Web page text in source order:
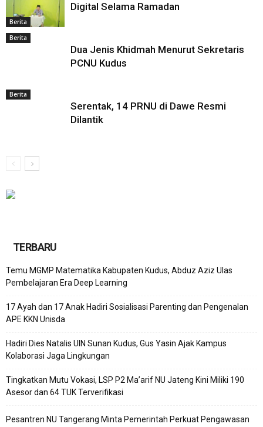
Berita
Digital Selama Ramadan
Berita
Dua Jenis Khidmah Menurut Sekretaris
PCNU Kudus
Berita
Serentak, 14 PRNU di Dawe Resmi
Dilantik
TERBARU
Temu MGMP Matematika Kabupaten Kudus, Abduz Aziz Ulas
Pembelajaran Era Deep Learning
17 Ayah dan 17 Anak Hadiri Sosialisasi Parenting dan Pengenalan
APE KKN Unisda
Hadiri Dies Natalis UIN Sunan Kudus, Gus Yasin Ajak Kampus
Kolaborasi Jaga Lingkungan
Tingkatkan Mutu Vokasi, LSP P2 Ma’arif NU Jateng Kini Miliki 190
Asesor dan 64 TUK Terverifikasi
Pesantren NU Tangerang Minta Pemerintah Perkuat Pengawasan